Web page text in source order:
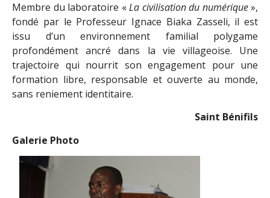
Membre du laboratoire «La civilisation du numérique»,
fondé par le Professeur Ignace Biaka Zasseli, il est
issu d’un environnement familial polygame
profondément ancré dans la vie villageoise. Une
trajectoire qui nourrit son engagement pour une
formation libre, responsable et ouverte au monde,
sans reniement identitaire.
Saint Bénifils
Galerie Photo